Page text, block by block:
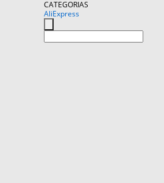
CATEGORIAS
AliExpress